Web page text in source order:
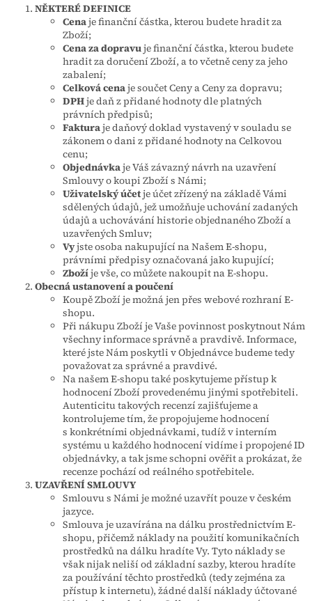
NĚKTERÉ DEFINICE
Cenaje finanční částka, kterou budete hradit za
Zboží;
Cena za dopravuje finanční částka, kterou budete
hradit za doručení Zboží, a to včetně ceny za jeho
zabalení;
Celková cenaje součet Ceny a Ceny za dopravu;
DPHje daň z přidané hodnoty dle platných
právních předpisů;
Fakturaje daňový doklad vystavený v souladu se
zákonem o dani z přidané hodnoty na Celkovou
cenu;
Objednávkaje Váš závazný návrh na uzavření
Smlouvy o koupi Zboží s Námi;
Uživatelský účetje účet zřízený na základě Vámi
sdělených údajů, jež umožňuje uchování zadaných
údajů a uchovávání historie objednaného Zboží a
uzavřených Smluv;
Vyjste osoba nakupující na Našem E-shopu,
právními předpisy označovaná jako kupující;
Zbožíje vše, co můžete nakoupit na E-shopu.
Obecná ustanovení a poučení
Koupě Zboží je možná jen přes webové rozhraní E-
shopu.
Při nákupu Zboží je Vaše povinnost poskytnout Nám
všechny informace správně a pravdivě. Informace,
které jste Nám poskytli v Objednávce budeme tedy
považovat za správné a pravdivé.
Na našem E-shopu také poskytujeme přístup k
hodnocení Zboží provedenému jinými spotřebiteli.
Autenticitu takových recenzí zajišťujeme a
kontrolujeme tím, že propojujeme hodnocení
s konkrétními objednávkami, tudíž v interním
systému u každého hodnocení vidíme i propojené ID
objednávky, a tak jsme schopni ověřit a prokázat, že
recenze pochází od reálného spotřebitele.
UZAVŘENÍ SMLOUVY
Smlouvu s Námi je možné uzavřít pouze v českém
jazyce.
Smlouva je uzavírána na dálku prostřednictvím E-
shopu, přičemž náklady na použití komunikačních
prostředků na dálku hradíte Vy. Tyto náklady se
však nijak neliší od základní sazby, kterou hradíte
za používání těchto prostředků (tedy zejména za
přístup k internetu), žádné další náklady účtované